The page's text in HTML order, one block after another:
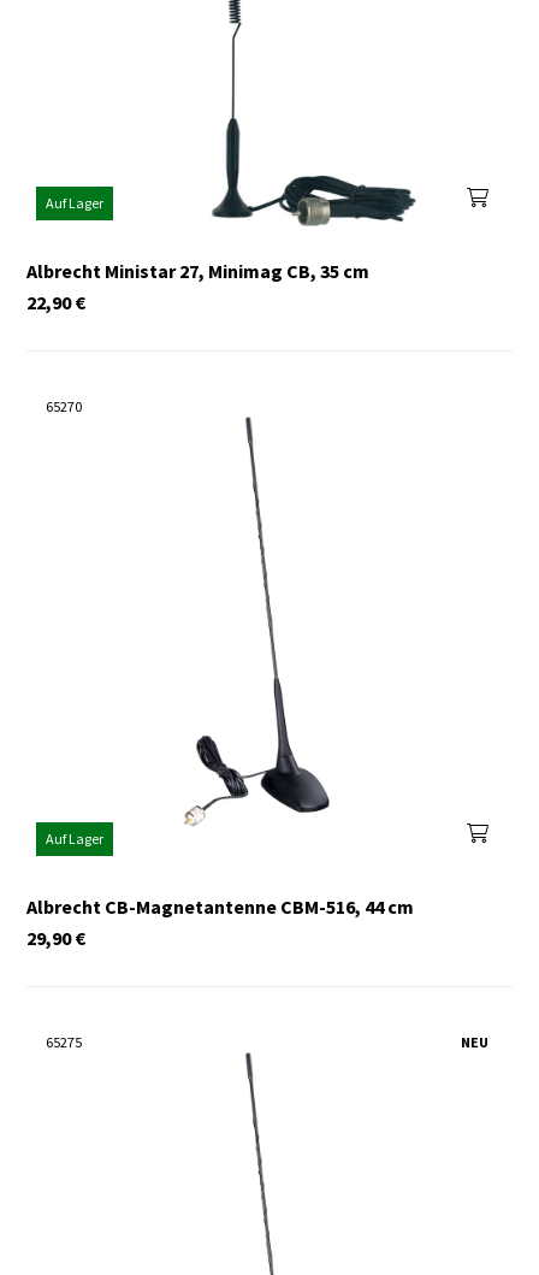
Auf Lager
Albrecht Ministar 27, Minimag CB, 35 cm
€
22,90
65270
Auf Lager
Albrecht CB-Magnetantenne CBM-516, 44 cm
€
29,90
NEU
65275